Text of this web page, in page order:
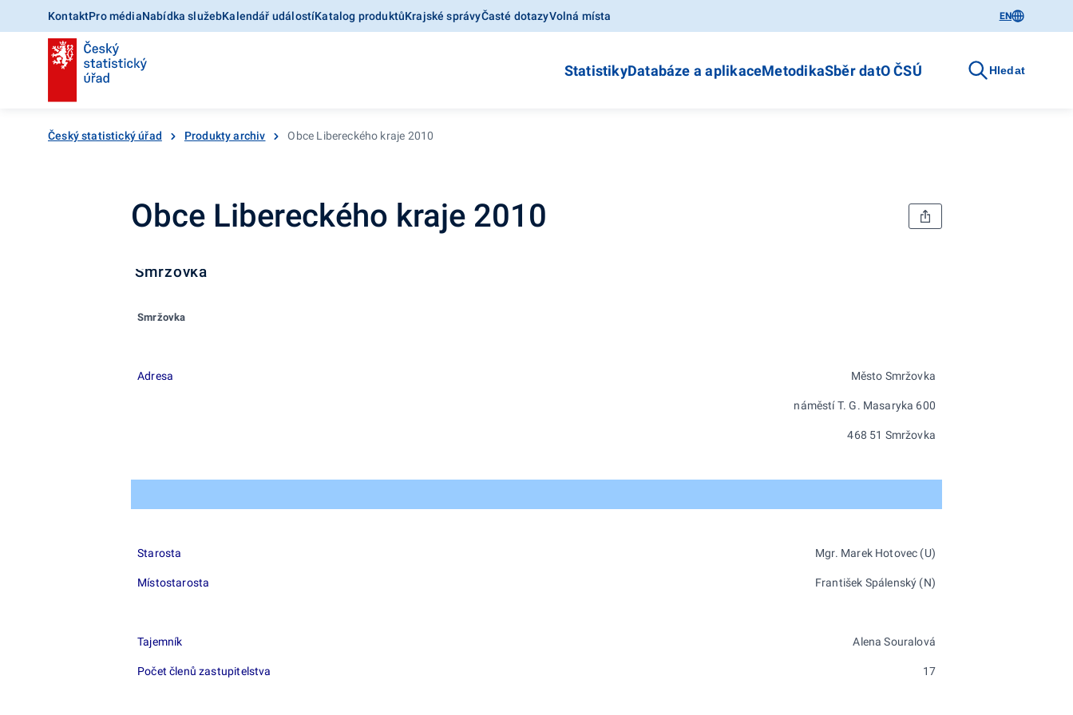
KontaktPro médiaNabídka služebKalendář událostíKatalog produktůKrajské správyČasté dotazyVolná místa EN
StatistikyDatabáze a aplikaceMetodikaSběr datO ČSÚ Hledat
Český statistický úřad Produkty archiv Obce Libereckého kraje 2010
Obce Libereckého kraje 2010
Smržovka
Smržovka
Adresa Město Smržovka
náměstí T. G. Masaryka 600
468 51 Smržovka
Starosta Mgr. Marek Hotovec (U)
Místostarosta František Spálenský (N)
Tajemník Alena Souralová
Počet členů zastupitelstva 17